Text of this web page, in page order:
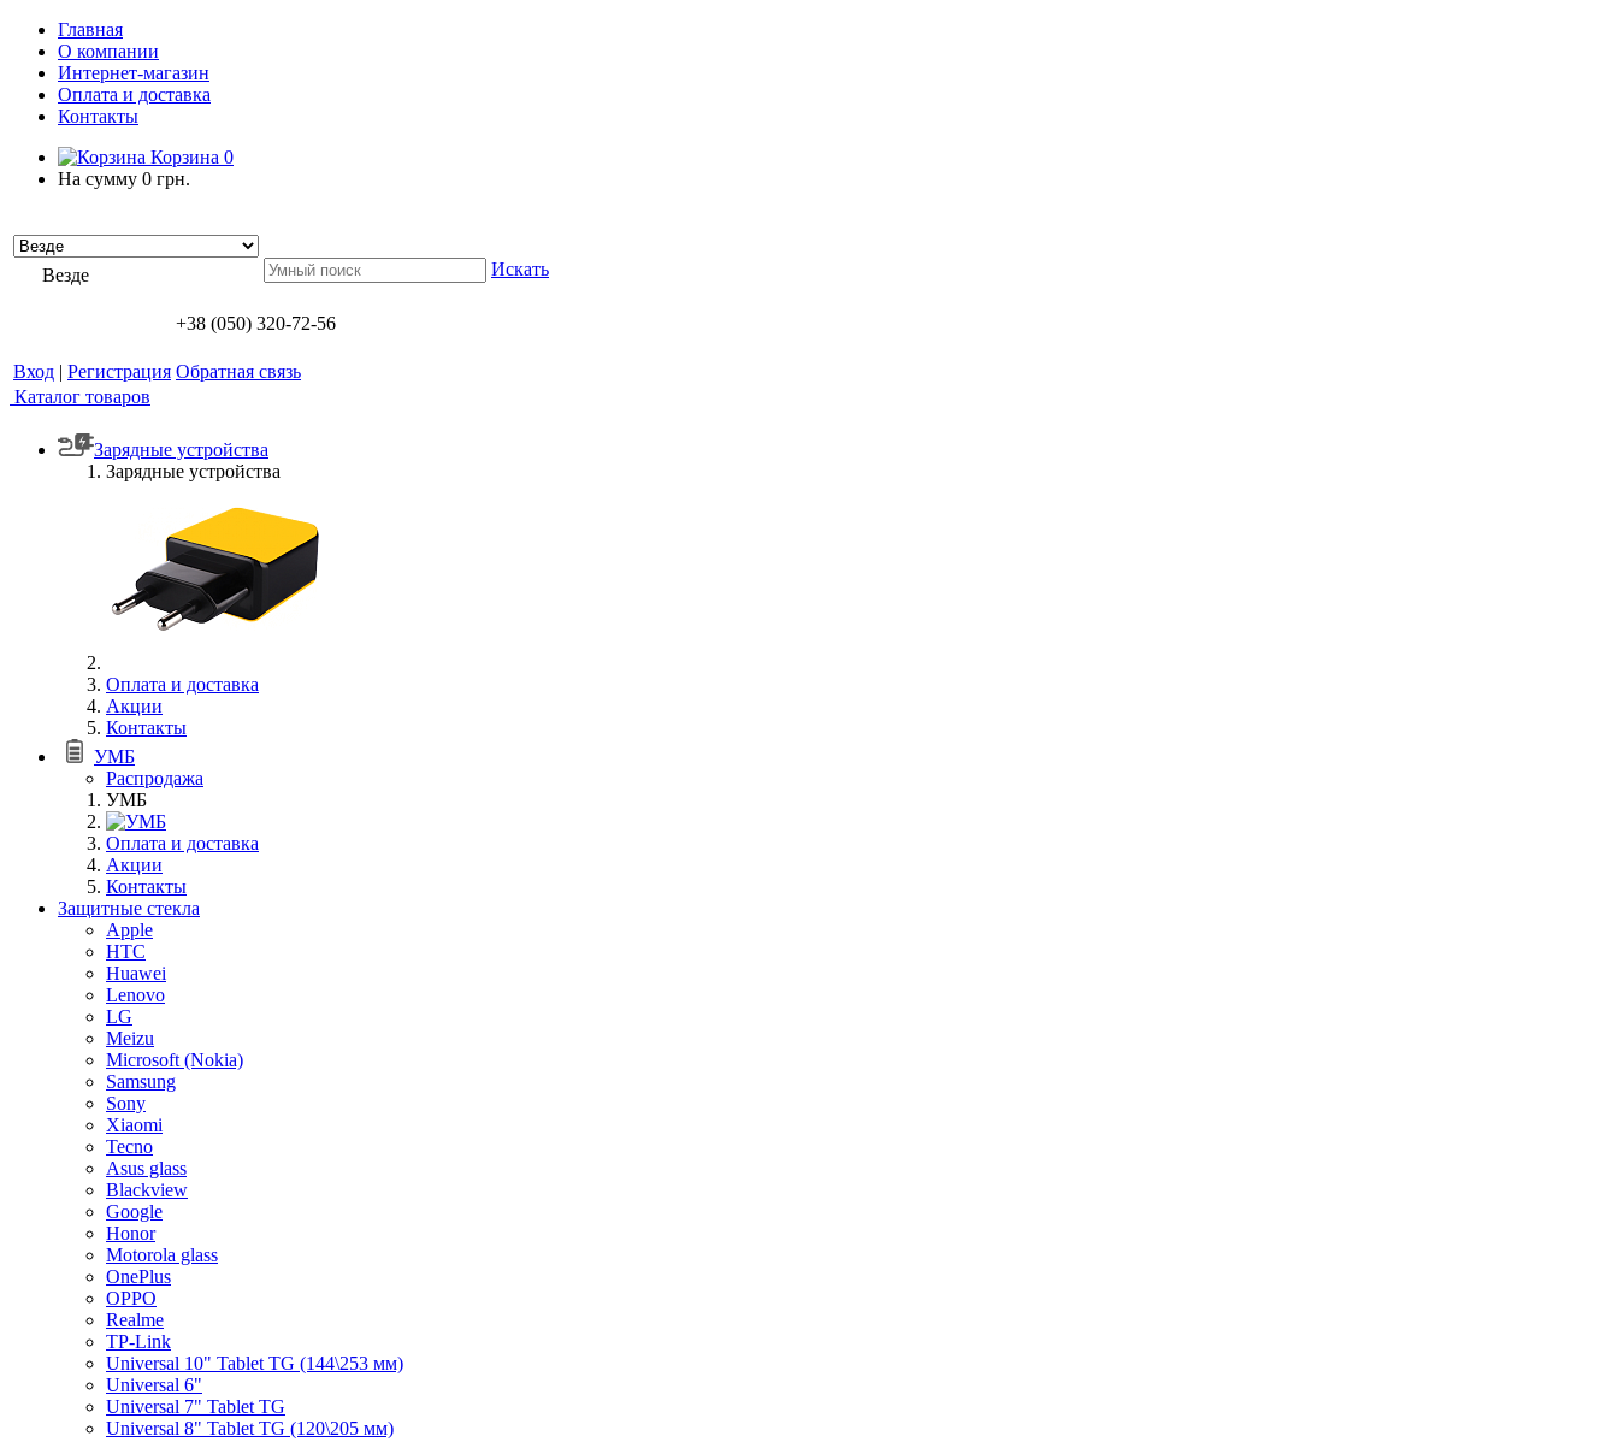
Главная
О компании
Интернет-магазин
Оплата и доставка
Контакты
Корзина 0
На сумму 0 грн.
Везде Искать
+38 (050) 320-72-56
Вход | Регистрация Обратная связь
Каталог товаров
Зарядные устройства
Зарядные устройства
Оплата и доставка
Акции
Контакты
УМБ
Распродажа
УМБ
Оплата и доставка
Акции
Контакты
Защитные стекла
Apple
HTC
Huawei
Lenovo
LG
Meizu
Microsoft (Nokia)
Samsung
Sony
Xiaomi
Tecno
Asus glass
Blackview
Google
Honor
Motorola glass
OnePlus
OPPO
Realme
TP-Link
Universal 10" Tablet TG (144\253 мм)
Universal 6"
Universal 7" Tablet TG
Universal 8" Tablet TG (120\205 мм)